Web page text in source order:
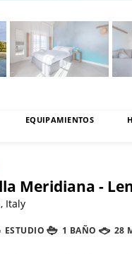
EQUIPAMIENTOS
Meridiana -
Italy
ESTUDIO 1 BAÑO 28